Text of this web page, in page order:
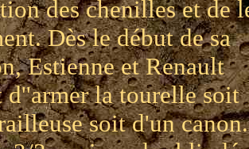
des chenilles et de
Dès le début de sa
Estienne et Renault
d''armer la tourelle soit
soit d'un canon.